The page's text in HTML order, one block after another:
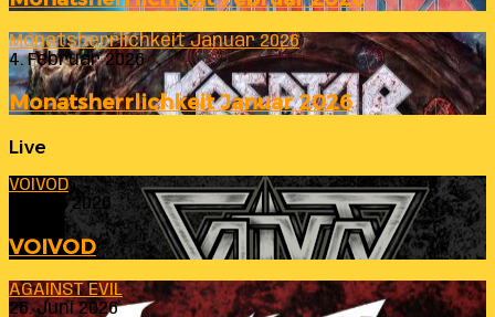
Monatsherrlichkeit Januar 2026
4. Februar 2026
Monatsherrlichkeit Januar 2026
Live
VOIVOD
23. Juli 2026
VOIVOD
AGAINST EVIL
26. Juni 2026